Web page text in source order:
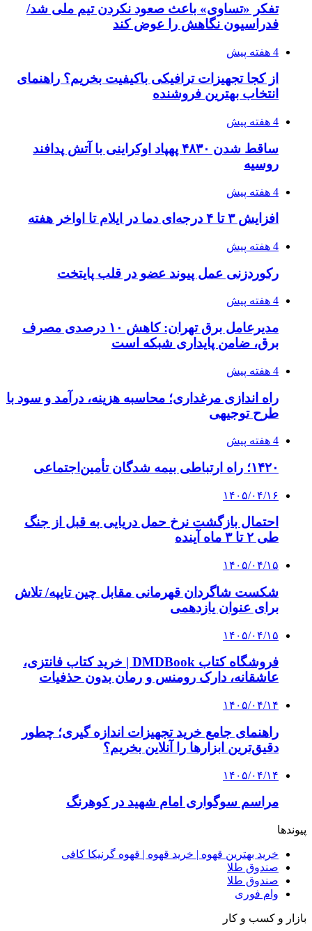
طی ۲ تا ۳ ماه آینده
۱۴۰۵/۰۴/۱۵
شکست شاگردان قهرمانی مقابل چین تایپه/ تلاش
برای عنوان یازدهمی
۱۴۰۵/۰۴/۱۵
عاشقانه، دارک رومنس و رمان بدون حذفیات
۱۴۰۵/۰۴/۱۴
راهنمای جامع خرید تجهیزات اندازه گیری؛ چطور
دقیق‌ترین ابزارها را آنلاین بخریم؟
۱۴۰۵/۰۴/۱۴
مراسم سوگواری امام شهید در کوهرنگ
پیوندها
خرید بهترین قهوه | خرید قهوه | قهوه گرنیکا کافی
صندوق طلا
صندوق طلا
3 هفته پیش
خرید ابزار آلات دستی و صنعتی زیر قیمت بازار؛
چطور ابزار اصل را با بهترین قیمت تهیه کنیم؟
چرا انتخاب تامین‌کننده تجهیزات جوشکاری، کیفیت
پروژه را تعیین می‌کند؟
از کجا تجهیزات ترافیکی باکیفیت بخریم؟ راهنمای
انتخاب بهترین فروشنده
4 هفته پیش
راه اندازی مرغداری؛ محاسبه هزینه، درآمد و سود با
طرح توجیهی
عاشقانه، دارک رومنس و رمان بدون حذفیات
۱۴۰۵/۰۴/۱۴
راهنمای جامع خرید تجهیزات اندازه گیری؛ چطور
دقیق‌ترین ابزارها را آنلاین بخریم؟
۱۴۰۵/۰۴/۰۹
آربی نوا؛ راهکار هوشمند برای شناسایی
فرصت‌های آربیتراژ ارز دیجیتال
۱۴۰۵/۰۴/۰۶